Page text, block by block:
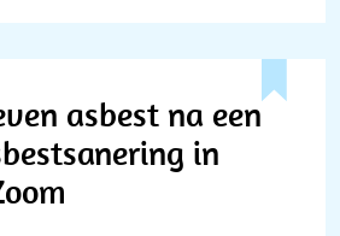
asbest na een
in